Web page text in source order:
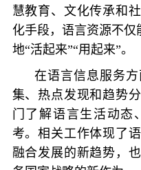
慧教育、文化传承和
化手段，语言资源不仅
地“活起来”“用起来”。
在语言信息服务
集、热点发现和趋势
门了解语言生活动态
考。相关工作体现了
融合发展的新趋势，